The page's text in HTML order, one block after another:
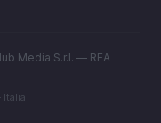
Media S.r.l. — REA